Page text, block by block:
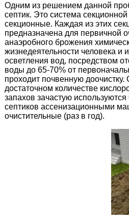
Одним из решением данной
септик. Это система
секционные. Каждая из этих
предназначена для первичной
анаэробного брожения
жизнедеятельности человека и
осветления вод, посредством
воды до 65-70% от
проходит почвенную
достаточном количестве
запахов зачастую
септиков ассенизационными
очистительные (раз в год).